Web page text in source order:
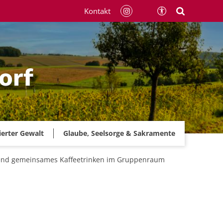
Gewalt Glaube, Seelsorge & Sakramente
Kontakt
gemeinsames Kaffeetrinken im Gruppenraum